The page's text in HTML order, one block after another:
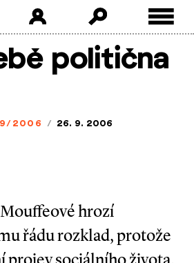
politična
2006 / 26. 9. 2006
hrozí
řádu rozklad, protože